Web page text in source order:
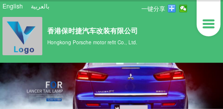
English 一键分享
香港保时捷汽车改装有限公司
Hongkong Porsche motor refit Co., Ltd.